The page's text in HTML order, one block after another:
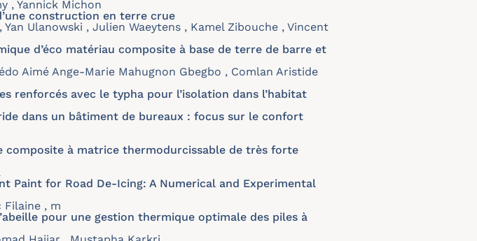
, Yannick Michon
construction en terre crue
Ulanowski , Julien Waeytens , Kamel Zibouche , Vincent
d’éco matériau composite à base de terre de barre et
Aimé Ange-Marie Mahugnon Gbegbo , Comlan Aristide
renforcés avec le typha pour l’isolation dans l’habitat
dans un bâtiment de bureaux : focus sur le confort
composite à matrice thermodurcissable de très forte
Paint for Road De-Icing: A Numerical and Experimental
Filaine , m
pour une gestion thermique optimale des piles à